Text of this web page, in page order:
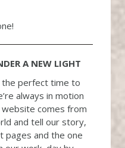
A NEW LIGHT
the perfect time to
always in motion
comes from
and tell our story,
pages and the one